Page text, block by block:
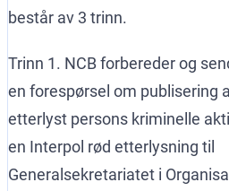
består av 3 trinn.
Trinn 1. NCB forbereder og
en forespørsel om publisering
etterlyst persons kriminelle
en Interpol rød etterlysning til
Generalsekretariatet i